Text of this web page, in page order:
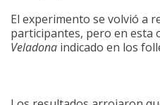
El experimento se volvió a
participantes, pero en esta
Veladona indicado en los